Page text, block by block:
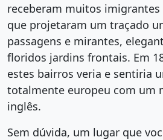
receberam muitos imigrantes
que projetaram um traçado
passagens e mirantes,
floridos jardins frontais. Em
estes bairros veria e sentiria
totalmente europeu com um
inglês.
Sem dúvida, um lugar que